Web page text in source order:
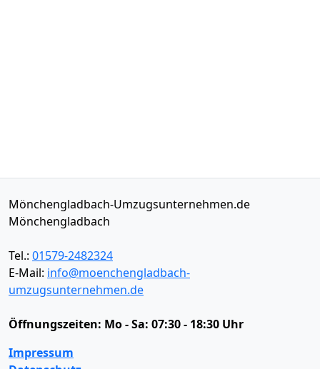
Mönchengladbach-Umzugsunternehmen.de
Mönchengladbach
Tel.: 01579-2482324
E-Mail: info@moenchengladbach-
umzugsunternehmen.de
Öffnungszeiten: Mo - Sa: 07:30 - 18:30 Uhr
Impressum